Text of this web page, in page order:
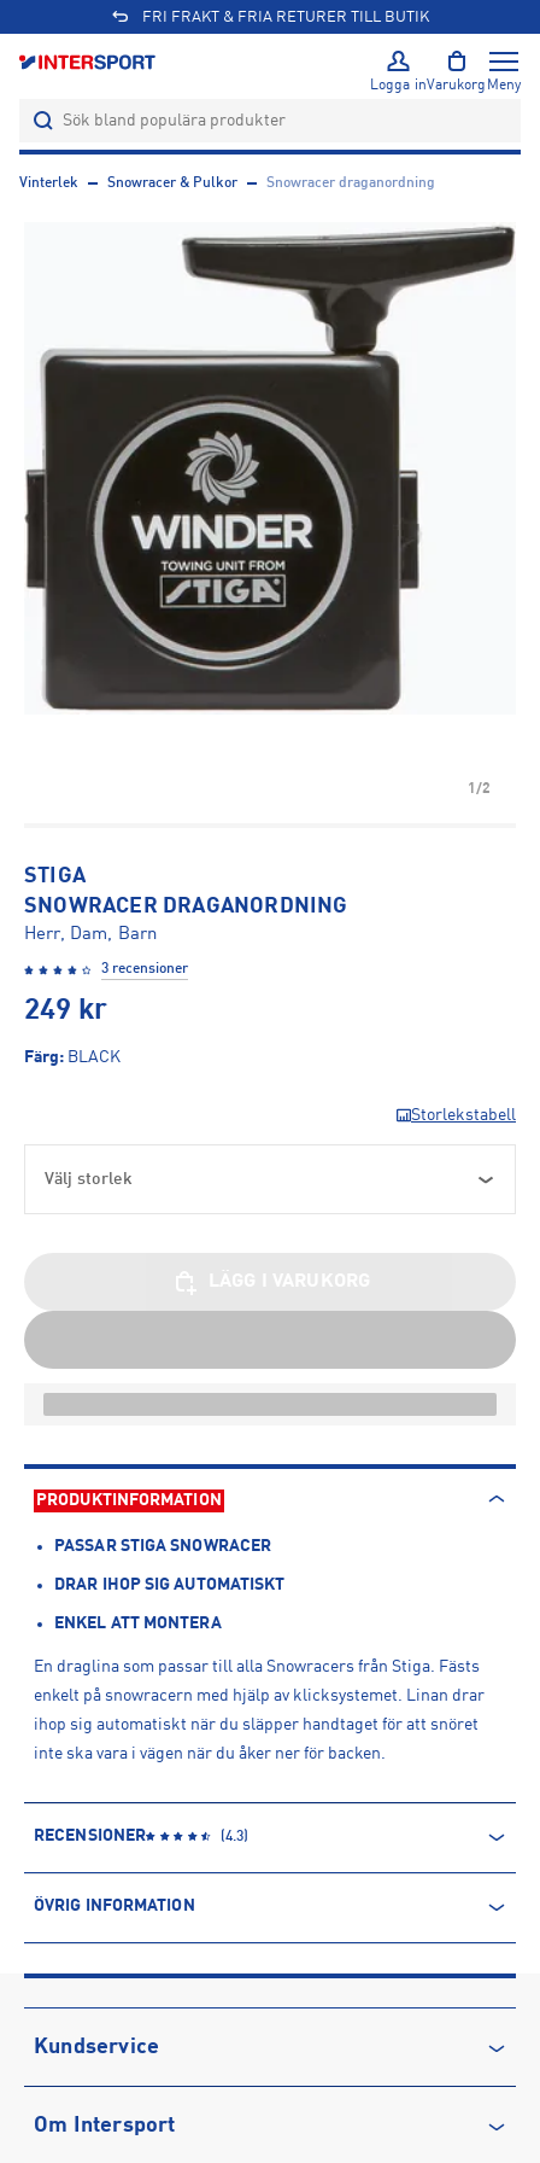
FRI FRAKT & FRIA RETURER TILL BUTIK
Logga inVarukorg Meny
Vinterlek Snowracer & Pulkor Snowracer draganordning
1/2
STIGA
SNOWRACER DRAGANORDNING
Herr, Dam, Barn
3 recensioner
249 kr
Färg: BLACK
Storlekstabell
Välj storlek
PRODUKTINFORMATION
PASSAR STIGA SNOWRACER
DRAR IHOP SIG AUTOMATISKT
ENKEL ATT MONTERA
En draglina som passar till alla Snowracers från Stiga. Fästs
enkelt på snowracern med hjälp av klicksystemet. Linan drar
ihop sig automatiskt när du släpper handtaget för att snöret
inte ska vara i vägen när du åker ner för backen.
RECENSIONER (4.3)
ÖVRIG INFORMATION
Produktnummer: 727279
Leverantörens produktnummer: 4231-9016-01
Artikelnummer: 72727901-Black
Tillverkaradress
Kundservice
Vanliga frågor & svar
Om Intersport